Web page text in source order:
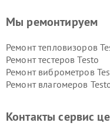
Мы ремонтируем
Ремонт тепловизоров
Ремонт тестеров Testo
Ремонт виброметров
Ремонт влагомеров
Контакты сервис